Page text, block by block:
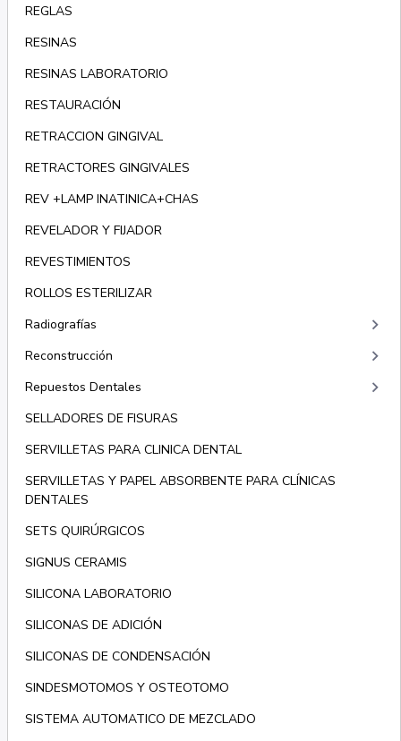
REGLAS
RESINAS
RESINAS LABORATORIO
RESTAURACIÓN
RETRACCION GINGIVAL
RETRACTORES GINGIVALES
REV +LAMP INATINICA+CHAS
REVELADOR Y FIJADOR
REVESTIMIENTOS
ROLLOS ESTERILIZAR
Radiografías
keyboard_arrow_right
Reconstrucción keyboard_arrow_right
Repuestos Dentales keyboard_arrow_right
SELLADORES DE FISURAS
SERVILLETAS PARA CLINICA DENTAL
SERVILLETAS Y PAPEL ABSORBENTE PARA CLÍNICAS
DENTALES
SETS QUIRÚRGICOS
SIGNUS CERAMIS
SILICONA LABORATORIO
SILICONAS DE ADICIÓN
SILICONAS DE CONDENSACIÓN
SINDESMOTOMOS Y OSTEOTOMO
SISTEMA AUTOMATICO DE MEZCLADO